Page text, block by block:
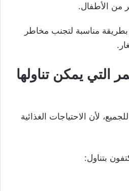
من الأطفال.
بطريقة مناسبة لتجنب مخاطر
التي يمكن تناولها
لأن الاحتياجات الغذائية
بتناول: